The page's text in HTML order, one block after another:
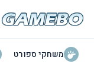
משחקי ספורט